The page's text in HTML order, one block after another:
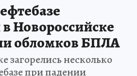
Новороссийске
обломков БПЛА
загорелись несколько
при падении